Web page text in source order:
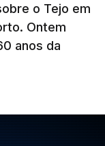
o Tejo em
Ontem
anos da